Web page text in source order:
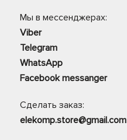
Мы в мессенджерах:
Viber
Telegram
WhatsApp
Facebook messanger
Сделать заказ:
elekomp.store@gmail.com